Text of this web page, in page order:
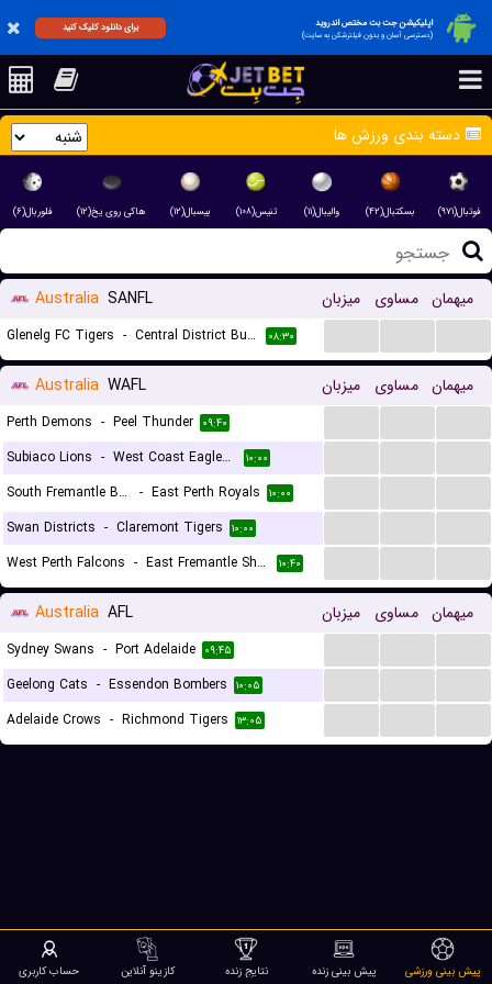
اپلیکیشن جت بت مختص اندروید
(دسترسی آسان و بدون فیلترشکن به سایت)
برای دانلود کلیک کنید
دسته بندی ورزش ها
فوتبال(۹۷۱) بسکتبال(۴۲) والیبال(۱۱) تنیس(۱۰۸) بیسبال(۱۲) هاکی روی یخ(۱۲) فلوربال(۶)
Australia SANFL میزبان مساوی میهمان
Glenelg FC Tigers - Central District Bulldogs ۰۸:۳۰
Australia WAFL میزبان مساوی میهمان
Perth Demons - Peel Thunder ۰۹:۴۰
Subiaco Lions - West Coast Eagles Reserves ۱۰:۰۰
South Fremantle Bulldogs
- East Perth Royals ۱۰:۰۰
Swan Districts - Claremont Tigers ۱۰:۰۰
West Perth Falcons - East Fremantle Sharks ۱۰:۴۰
Australia AFL میزبان مساوی میهمان
Sydney Swans - Port Adelaide ۰۹:۴۵
Geelong Cats - Essendon Bombers ۱۰:۰۵
Adelaide Crows - Richmond Tigers ۱۳:۰۵
پیش بینی ورزشی پیش بینی زنده نتایج زنده کازینو آنلاین حساب کاربری